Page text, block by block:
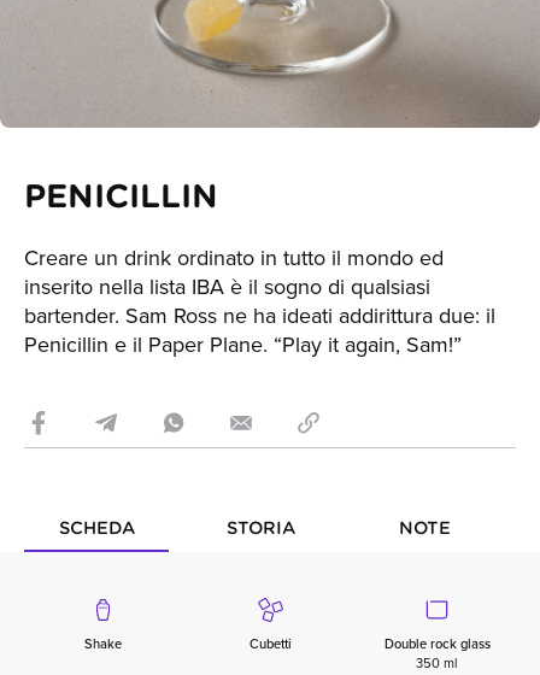
PENICILLIN
Creare un drink ordinato in tutto il mondo ed
inserito nella lista IBA è il sogno di qualsiasi
bartender. Sam Ross ne ha ideati addirittura due: il
Penicillin e il Paper Plane. “Play it again, Sam!”
SCHEDA STORIA NOTE
Shake Cubetti
Double rock glass
350 ml